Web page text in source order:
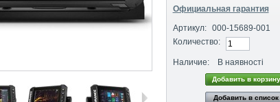
Официальная гарантия
Артикул:
000-15689-001
Количество:
Наличие: В наявності
Добавить в список